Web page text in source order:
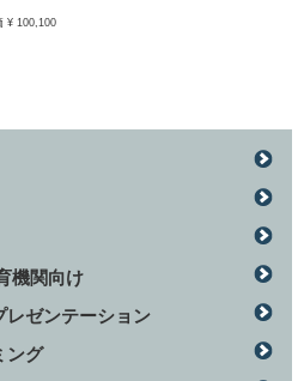
¥ 100,100
機関向け
レゼンテーション
ング